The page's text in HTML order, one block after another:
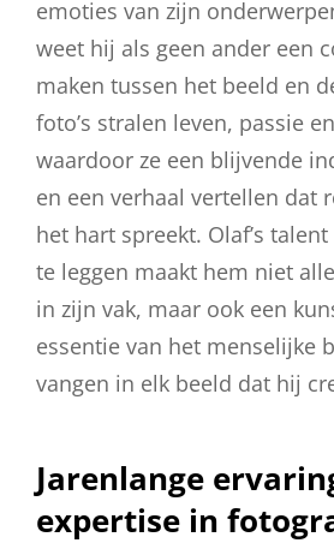
emoties van zijn
weet hij als geen ander een
maken tussen het beeld en
foto’s stralen leven, passie
waardoor ze een blijvende
en een verhaal vertellen dat
het hart spreekt. Olaf’s
te leggen maakt hem niet
in zijn vak, maar ook een
essentie van het menselijke
vangen in elk beeld dat hij
Jarenlange
expertise in